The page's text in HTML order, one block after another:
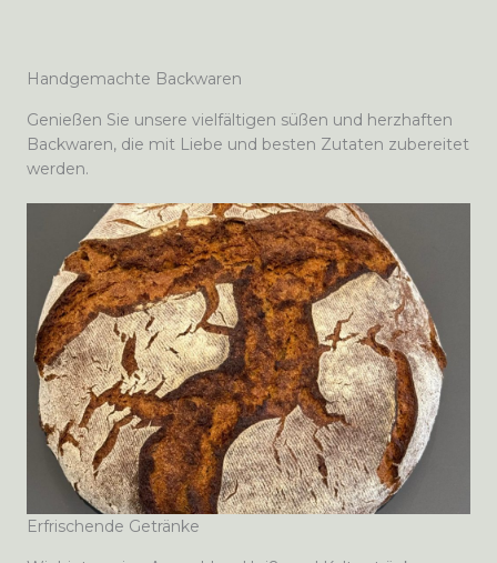
Handgemachte Backwaren
Genießen Sie unsere vielfältigen süßen und herzhaften
Backwaren, die mit Liebe und besten Zutaten zubereitet
werden.
Erfrischende Getränke